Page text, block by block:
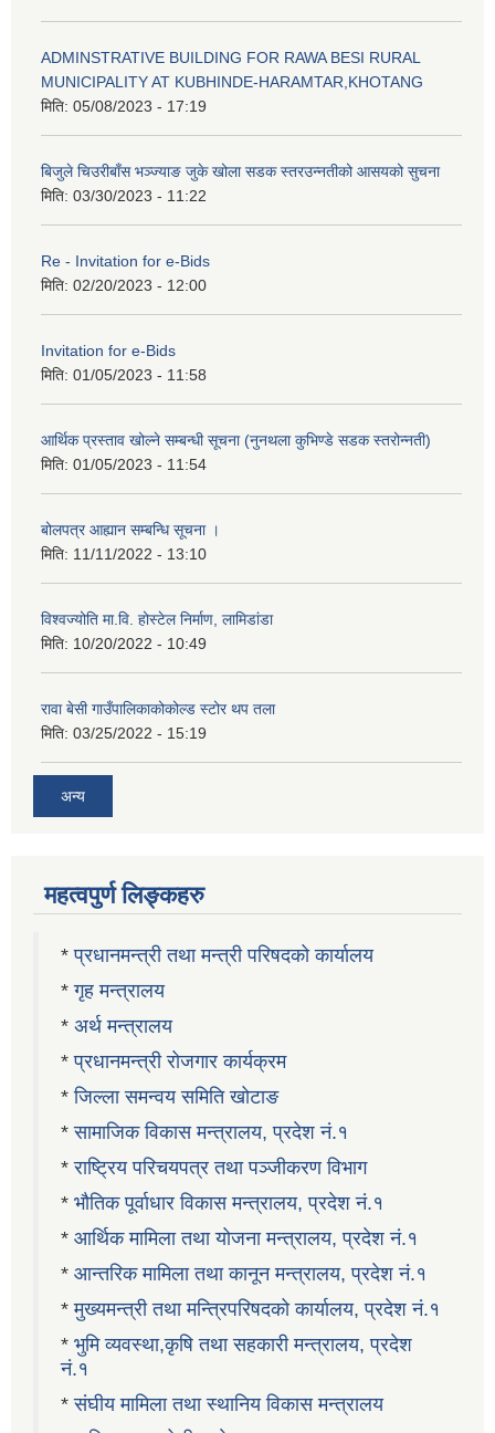
ADMINSTRATIVE BUILDING FOR RAWA BESI RURAL
MUNICIPALITY AT KUBHINDE-HARAMTAR,KHOTANG
मिति: 05/08/2023 - 17:19
बिजुले चिउरीबाँस भञ्ज्याङ जुके खोला सडक स्तरउन्नतीको आसयको सुचना
मिति: 03/30/2023 - 11:22
Re - Invitation for e-Bids
मिति: 02/20/2023 - 12:00
Invitation for e-Bids
मिति: 01/05/2023 - 11:58
आर्थिक प्रस्ताव खोल्ने सम्बन्धी सूचना (नुनथला कुभिण्डे सडक स्तरोन्नती)
मिति: 01/05/2023 - 11:54
बोलपत्र आह्यान सम्बन्धि सूचना ।
मिति: 11/11/2022 - 13:10
विश्वज्योति मा.वि. होस्टेल निर्माण, लामिडांडा
मिति: 10/20/2022 - 10:49
रावा बेसी गाउँपालिकाकोकोल्ड स्टोर थप तला
मिति: 03/25/2022 - 15:19
अन्य
महत्वपुर्ण लिङ्कहरु
*प्रधानमन्त्री तथा मन्त्री परिषदको कार्यालय
*गृह मन्त्रालय
* अर्थ मन्त्रालय
*प्रधानमन्त्री रोजगार कार्यक्रम
*जिल्ला समन्वय समिति खोटाङ
*सामाजिक विकास मन्त्रालय, प्रदेश नं.१
*राष्ट्रिय परिचयपत्र तथा पञ्जीकरण विभाग
* भौतिक पूर्वाधार विकास मन्त्रालय, प्रदेश नं.१
* आर्थिक मामिला तथा योजना मन्त्रालय, प्रदेश नं.१
* आन्तरिक मामिला तथा कानून मन्त्रालय, प्रदेश नं.१
*मुख्यमन्त्री तथा मन्त्रिपरिषदको कार्यालय, प्रदेश नं.१
* भुमि व्यवस्था,कृषि तथा सहकारी मन्त्रालय, प्रदेश
नं.१
*संघीय मामिला तथा स्थानिय विकास मन्त्रालय